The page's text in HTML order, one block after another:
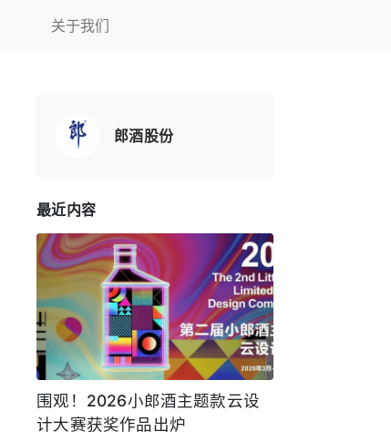
关于我们
郎酒股份
最近内容
围观！2026小郎酒主题款云设
计大赛获奖作品出炉